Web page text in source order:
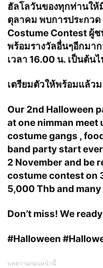
ฮัลโลวันของทุกท่านให้
ตุลาคม พบการประกว
Costume Contest ผู้ช
พร้อมรางวัลอื่นๆอีกมาก
เวลา 16.00 น. เป็นต้น
เตรียมตัวให้พร้อมแล้
Our 2nd Halloween
at one nimman meet
costume gangs ,
band party start
2 November and be
costume contest on
5,000 Thb and
Don’t miss! We
#Halloween #
บทความก่อนหน้านี้